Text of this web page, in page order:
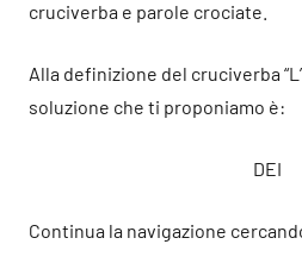
cruciverba e parole crociate.
Alla definizione del cruciverba
soluzione che ti proponiamo è:
DEI
Continua la navigazione